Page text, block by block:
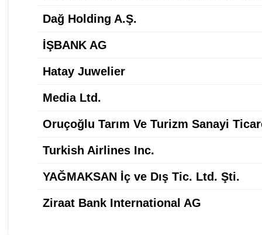
Dağ Holding A.Ş.
İŞBANK AG
Hatay Juwelier
Media Ltd.
Oruçoğlu Tarım Ve Turizm Sanayi
Turkish Airlines Inc.
YAĞMAKSAN İç ve Dış Tic. Ltd. Şti.
Ziraat Bank International AG